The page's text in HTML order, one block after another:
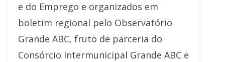
e do Emprego e organizados em
boletim regional pelo Observatório
Grande ABC, fruto de parceria do
Consórcio Intermunicipal Grande ABC e